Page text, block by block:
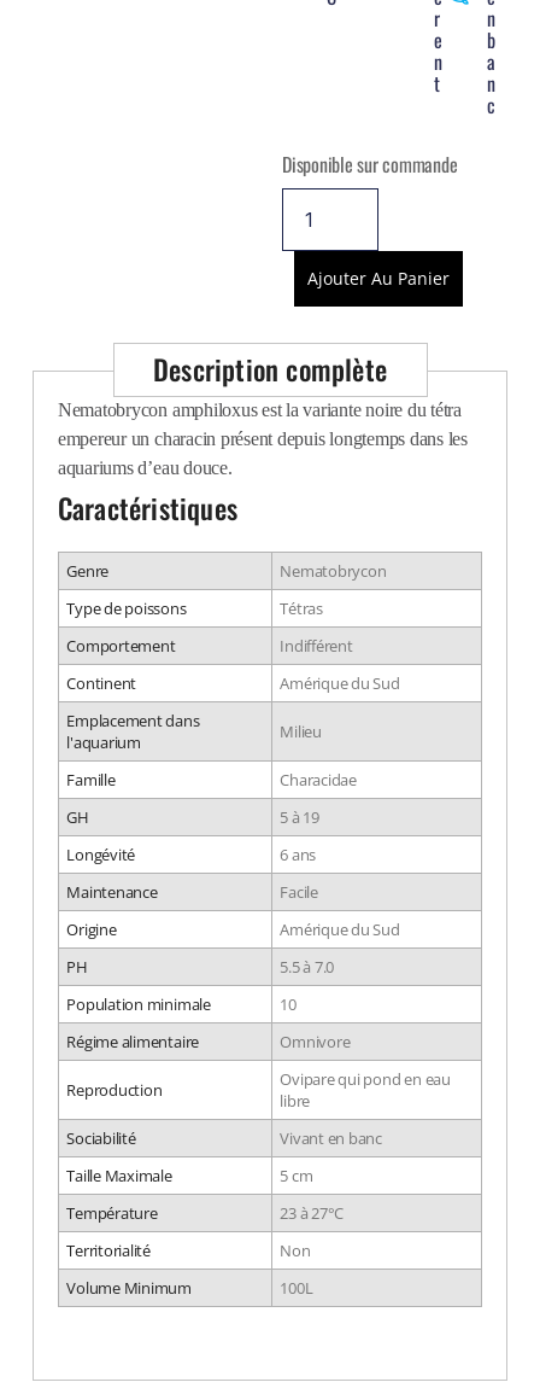
r
e
n
t
n
b
a
n
c
Disponible sur commande
Ajouter Au Panier
Description complète
Nematobrycon amphiloxus est la variante noire du tétra
empereur un characin présent depuis longtemps dans les
aquariums d’eau douce.
Caractéristiques
Genre
Nematobrycon
Type de poissons
Tétras
Comportement
Indifférent
Continent
Amérique du Sud
Emplacement dans
l'aquarium
Milieu
Famille
Characidae
GH
5 à 19
Longévité
6 ans
Maintenance
Facile
Origine
Amérique du Sud
PH
5.5 à 7.0
Population minimale
10
Régime alimentaire
Omnivore
Reproduction
Ovipare qui pond en eau
libre
Sociabilité
Vivant en banc
Taille Maximale
5 cm
Température
23 à 27°C
Territorialité
Non
Volume Minimum
100L